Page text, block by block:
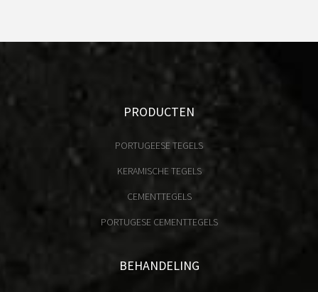
PRODUCTEN
PORTUGEESE TEGELS
KERAMISCHE TEGELS
CEMENTTEGELS
PORTUGESE CEMENTTEGELS
BEHANDELING